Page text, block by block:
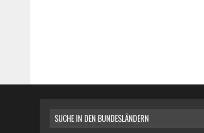
SUCHE IN DEN BUNDESLÄNDERN